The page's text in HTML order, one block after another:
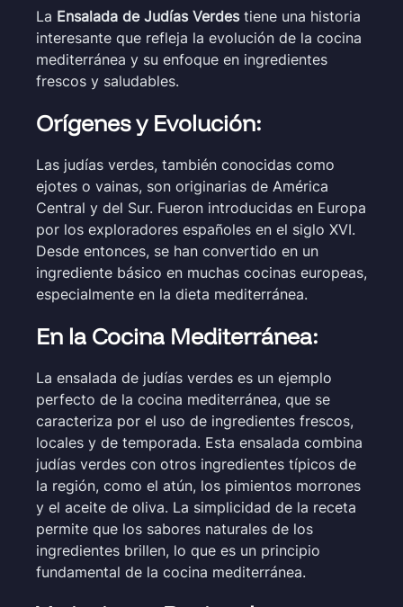
La Ensalada de Judías Verdestiene una historia
interesante que refleja la evolución de la cocina
mediterránea y su enfoque en ingredientes
frescos y saludables.
Orígenes y Evolución:
Las judías verdes, también conocidas como
ejotes o vainas, son originarias de América
Central y del Sur. Fueron introducidas en Europa
por los exploradores españoles en el siglo XVI.
Desde entonces, se han convertido en un
ingrediente básico en muchas cocinas europeas,
especialmente en la dieta mediterránea.
En la Cocina Mediterránea:
La ensalada de judías verdes es un ejemplo
perfecto de la cocina mediterránea, que se
caracteriza por el uso de ingredientes frescos,
locales y de temporada. Esta ensalada combina
judías verdes con otros ingredientes típicos de
la región, como el atún, los pimientos morrones
y el aceite de oliva. La simplicidad de la receta
permite que los sabores naturales de los
ingredientes brillen, lo que es un principio
fundamental de la cocina mediterránea.